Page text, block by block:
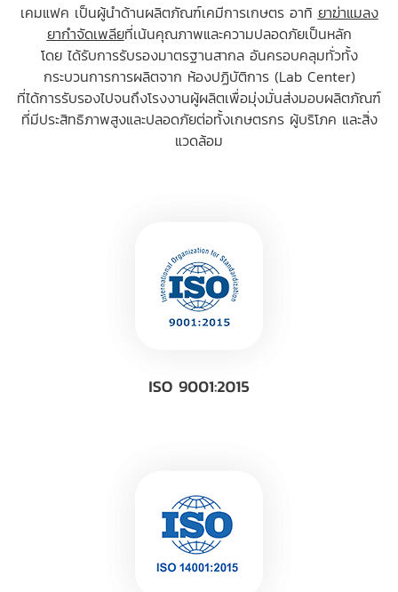
เคมแฟค เป็นผู้นำด้านผลิตภัณฑ์เคมีการเกษตร อาทิ ยาฆ่าแมลง
ยากำจัดเพลียที่เน้นคุณภาพและความปลอดภัยเป็นหลัก
โดย ได้รับการรับรองมาตรฐานสากล อันครอบคลุมทั่วทั้ง
กระบวนการการผลิตจาก ห้องปฏิบัติการ (Lab Center)
ที่ได้การรับรองไปจนถึงโรงงานผู้ผลิตเพื่อมุ่งมั่นส่งมอบผลิตภัณฑ์
ที่มีประสิทธิภาพสูงและปลอดภัยต่อทั้งเกษตรกร ผู้บริโภค และสิ่ง
แวดล้อม